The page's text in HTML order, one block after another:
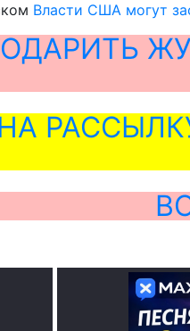
Власти США могут